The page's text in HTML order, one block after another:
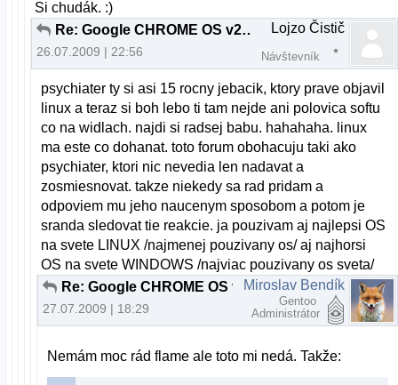
Si chudák. :)
Re: Google CHROME OS v2.00 beta
26.07.2009 | 22:56
Lojzo Čistič
Návštevník
psychiater ty si asi 15 rocny jebacik, ktory prave objavil
linux a teraz si boh lebo ti tam nejde ani polovica softu
co na widlach. najdi si radsej babu. hahahaha. linux
ma este co dohanat. toto forum obohacuju taki ako
psychiater, ktori nic nevedia len nadavat a
zosmiesnovat. takze niekedy sa rad pridam a
odpoviem mu jeho naucenym sposobom a potom je
sranda sledovat tie reakcie. ja pouzivam aj najlepsi OS
na svete LINUX /najmenej pouzivany os/ aj najhorsi
OS na svete WINDOWS /najviac pouzivany os sveta/
Re: Google CHROME OS v2.00 beta
27.07.2009 | 18:29
Miroslav Bendík
Gentoo
Administrátor
Nemám moc rád flame ale toto mi nedá. Takže: